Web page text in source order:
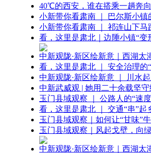
40℃的西安，谁在搭乘一趟奔
小新带你看肃南 ｜ 巴尔斯小镇
小新带你看肃南 ｜ 祁连山下马
看，这里是肃北｜边陲小镇“变
中新观陇·新区绘新意｜西湖太
看，这里是肃北 ｜ 安全治理的
中新观陇·新区绘新意 ｜ 川水
中新武威观 | 她用二十余载坚
玉门县域观察 ｜ 公路人的“速
看，这里是肃北 ｜ 交通“串”起
玉门县域观察｜如何让“甘味”
玉门县域观察｜风起戈壁，向
中新观陇·新区绘新意｜西湖太